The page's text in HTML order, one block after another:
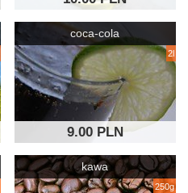
coca-cola
2l
9.00 PLN
kawa
250g